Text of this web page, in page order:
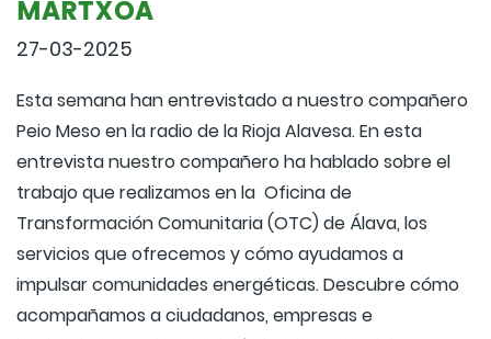
MARTXOA
27-03-2025
Esta semana han entrevistado a nuestro compañero
Peio Meso en la radio de la Rioja Alavesa. En esta
entrevista nuestro compañero ha hablado sobre el
trabajo que realizamos en la Oficina de
Transformación Comunitaria (OTC) de Álava, los
servicios que ofrecemos y cómo ayudamos a
impulsar comunidades energéticas. Descubre cómo
acompañamos a ciudadanos, empresas e